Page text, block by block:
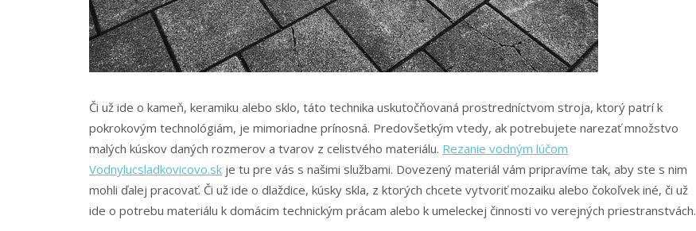
Či už ide o kameň, keramiku alebo sklo, táto technika uskutočňovaná prostredníctvom stroja, ktorý patrí k
pokrokovým technológiám, je mimoriadne prínosná. Predovšetkým vtedy, ak potrebujete narezať množstvo
malých kúskov daných rozmerov a tvarov z celistvého materiálu. Rezanie vodným lúčom
Vodnylucsladkovicovo.sk je tu pre vás s našimi službami. Dovezený materiál vám pripravíme tak, aby ste s nim
mohli ďalej pracovať. Či už ide o dlaždice, kúsky skla, z ktorých chcete vytvoriť mozaiku alebo čokoľvek iné, či už
ide o potrebu materiálu k domácim technickým prácam alebo k umeleckej činnosti vo verejných priestranstvách.